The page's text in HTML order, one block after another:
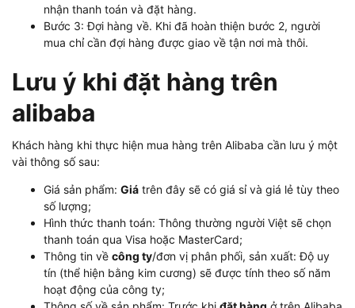
nhận thanh toán và đặt hàng.
Bước 3: Đợi hàng về. Khi đã hoàn thiện bước 2, người
mua chỉ cần đợi hàng được giao về tận nơi mà thôi.
Lưu ý khi đặt hàng trên
alibaba
Khách hàng khi thực hiện mua hàng trên Alibaba cần lưu ý một
vài thông số sau:
Giá sản phẩm: Giá trên đây sẽ có giá sỉ và giá lẻ tùy theo
số lượng;
Hình thức thanh toán: Thông thường người Việt sẽ chọn
thanh toán qua Visa hoặc MasterCard;
Thông tin về công ty/đơn vị phân phối, sản xuất: Độ uy
tín (thể hiện bằng kim cương) sẽ được tính theo số năm
hoạt động của công ty;